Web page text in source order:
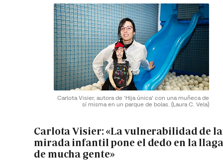
Carlota Visier, autora de 'Hija única' con una muñeca de
sí misma en un parque de bolas. (Laura C. Vela)
Carlota Visier: «La vulnerabilidad de la
mirada infantil pone el dedo en la llaga
de mucha gente»